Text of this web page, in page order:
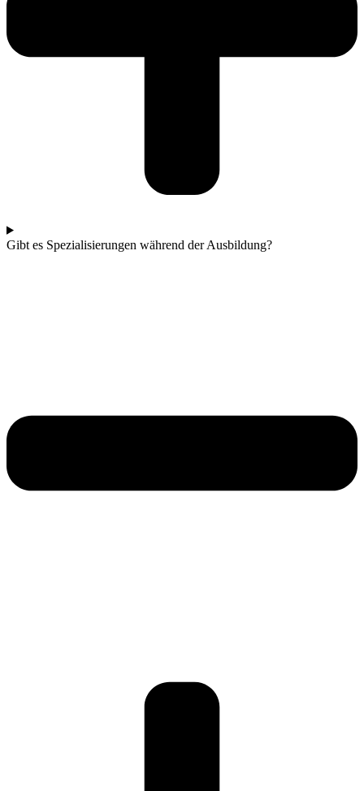
Gibt es Spezialisierungen während der Ausbildung?